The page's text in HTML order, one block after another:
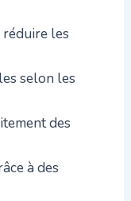
les
selon les
des
à des